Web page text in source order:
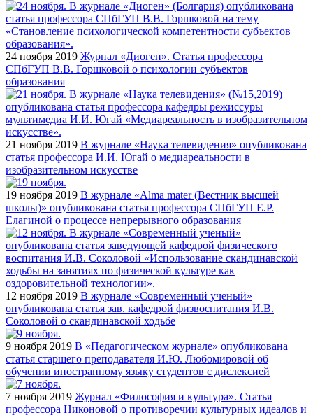
24 ноября 2019 Журнал «Диоген». Статья профессора
СПбГУП В.В. Горшковой о психологии субъектов
образования
21 ноября 2019 В журнале «Наука телевидения» опубликована
статья профессора И.И. Югай о медиареальности в
изобразительном искусстве
19 ноября 2019 В журнале «Alma mater (Вестник высшей
школы)» опубликована статья профессора СПбГУП Е.Р.
Елагиной о процессе непрерывного образования
12 ноября 2019 В журнале «Современный ученый»
опубликована статья зав. кафедрой физвоспитания И.В.
Соколовой о скандинавской ходьбе
9 ноября 2019 В «Педагогическом журнале» опубликована
статья старшего преподавателя И.Ю. Любомировой об
обучении иностранному языку студентов с дислексией
7 ноября 2019 Журнал «Философия и культура». Статья
профессора Никоновой о противоречии культурных идеалов и